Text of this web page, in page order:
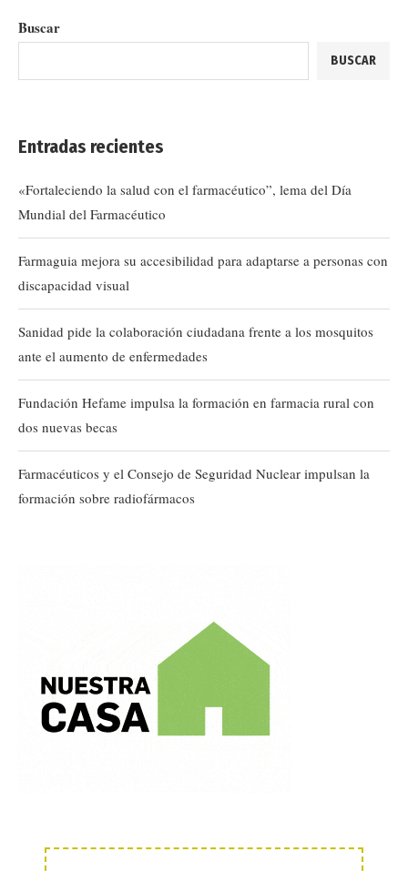
Buscar
BUSCAR
Entradas recientes
«Fortaleciendo la salud con el farmacéutico”, lema del Día
Mundial del Farmacéutico
Farmaguia mejora su accesibilidad para adaptarse a personas con
discapacidad visual
Sanidad pide la colaboración ciudadana frente a los mosquitos
ante el aumento de enfermedades
Fundación Hefame impulsa la formación en farmacia rural con
dos nuevas becas
Farmacéuticos y el Consejo de Seguridad Nuclear impulsan la
formación sobre radiofármacos